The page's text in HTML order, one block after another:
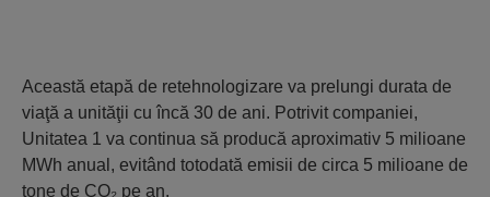
Această etapă de retehnologizare va prelungi durata de
viaţă a unităţii cu încă 30 de ani. Potrivit companiei,
Unitatea 1 va continua să producă aproximativ 5 milioane
MWh anual, evitând totodată emisii de circa 5 milioane de
tone de CO₂ pe an.